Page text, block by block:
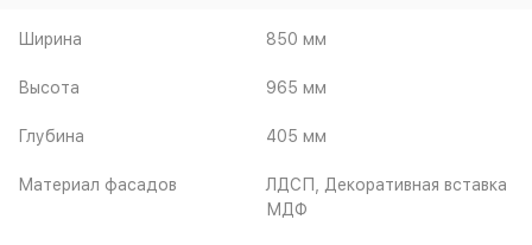
Ширина 850 мм
Высота 965 мм
Глубина 405 мм
Материал фасадов
ЛДСП, Декоративная вставка
МДФ